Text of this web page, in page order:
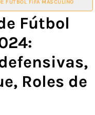
FÚTBOL FIFA MASCULINO
Fútbol
Roles de